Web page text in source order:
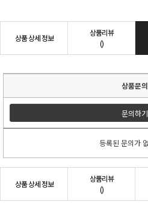
상품 상세 정보
상품리뷰
()
상품문의
문의하기
등록된 문의가
상품 상세 정보
상품리뷰
()